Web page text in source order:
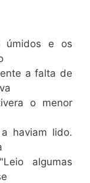
úmidos e os
a falta de
o menor
haviam lido.
algumas